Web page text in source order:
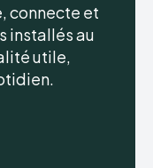
connecte et
installés au
utile,